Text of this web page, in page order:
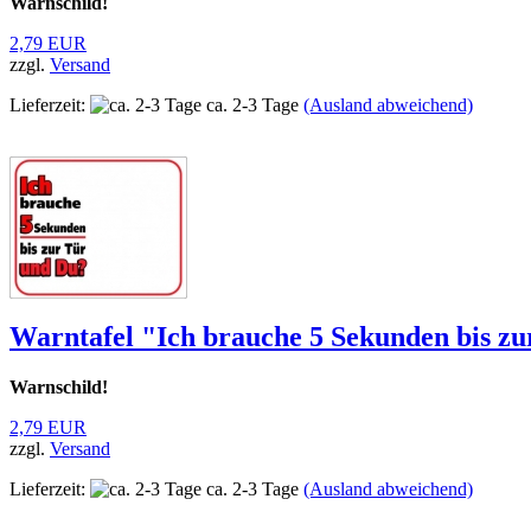
2,79 EUR
zzgl. Versand
Lieferzeit:
ca. 2-3 Tage (Ausland abweichend)
Warntafel "Ich brauche 5 Sekunden bis
Warnschild!
2,79 EUR
zzgl. Versand
Lieferzeit:
ca. 2-3 Tage (Ausland abweichend)